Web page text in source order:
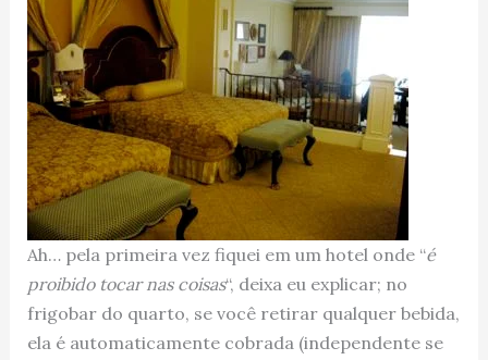
Ah… pela primeira vez fiquei em um hotel onde “é
proibido tocar nas coisas“, deixa eu explicar; no
frigobar do quarto, se você retirar qualquer bebida,
ela é automaticamente cobrada (independente se